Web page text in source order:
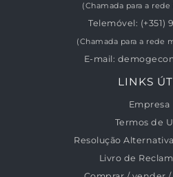
(Chamada para a
Telemóvel: (+351)
(Chamada para a rede
E-mail:
LINKS
Empresa
Termos de
Resolução
Livro de